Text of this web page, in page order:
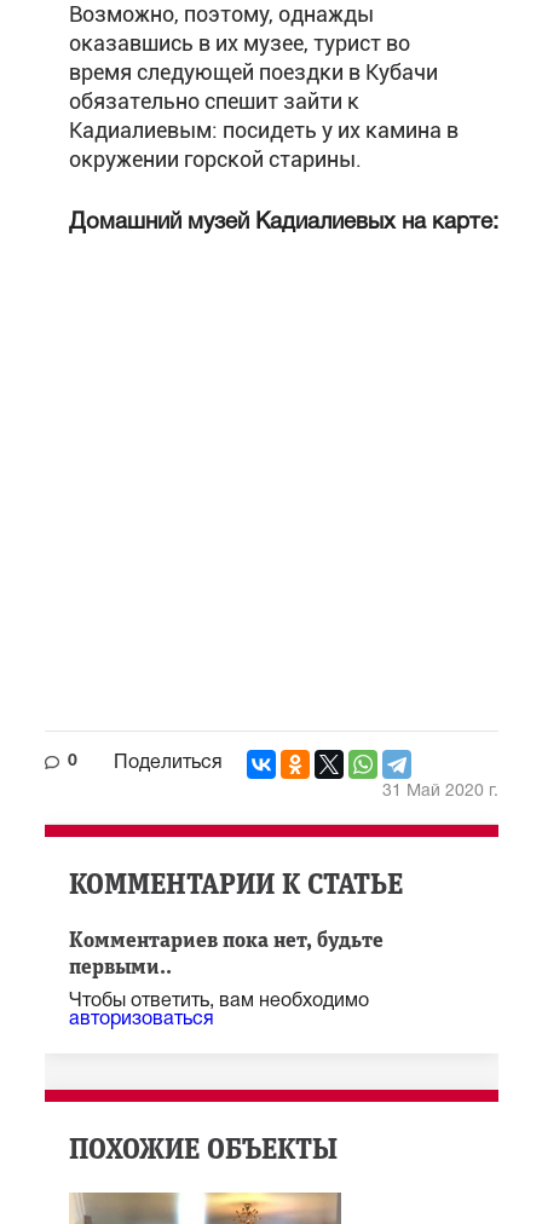
Возможно, поэтому, однажды
оказавшись в их музее, турист во
время следующей поездки в Кубачи
обязательно спешит зайти к
Кадиалиевым: посидеть у их камина в
окружении горской старины.
Домашний музей Кадиалиевых на карте:
0 Поделиться
31 Май 2020 г.
КОММЕНТАРИИ К СТАТЬЕ
Комментариев пока нет, будьте
первыми..
Чтобы ответить, вам необходимо
авторизоваться
ПОХОЖИЕ ОБЪЕКТЫ